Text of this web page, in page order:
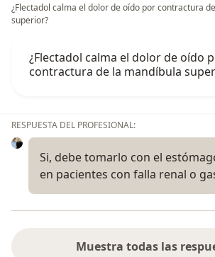
¿Flectadol calma el dolor de oído por contractura
superior?
¿Flectadol calma el dolor de oído
contractura de la mandíbula
RESPUESTA DEL PROFESIONAL:
Si, debe tomarlo con el
en pacientes con falla renal o
Muestra todas las